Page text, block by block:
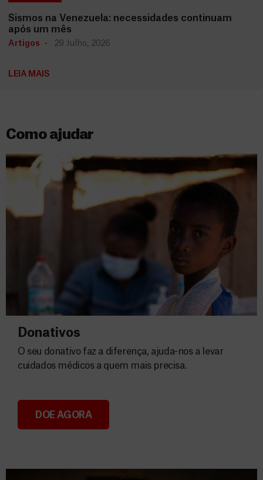
Sismos na Venezuela: necessidades continuam
após um mês
Artigos 29 Julho, 2026
LEIA MAIS
Como ajudar
Donativos
Donativos
O seu donativo faz a diferença, ajuda-nos a levar
cuidados médicos a quem mais precisa.
DOE AGORA